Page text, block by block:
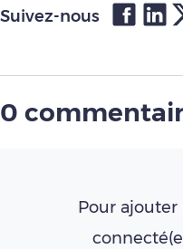
Suivez-nous
0
Pour